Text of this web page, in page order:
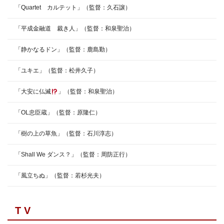
「Quartet カルテット」（監督：久石譲）
「平成金融道 裁き人」（監督：和泉聖治）
「静かなるドン」（監督：鹿島勤）
「ユキエ」（監督：松井久子）
「大安に仏滅 」（監督：和泉聖治）
「OL忠臣蔵」（監督：原隆仁）
「樹の上の草魚」（監督：石川淳志）
「Shall We ダンス？」（監督：周防正行）
「風立ちぬ」（監督：若杉光夫）
T V